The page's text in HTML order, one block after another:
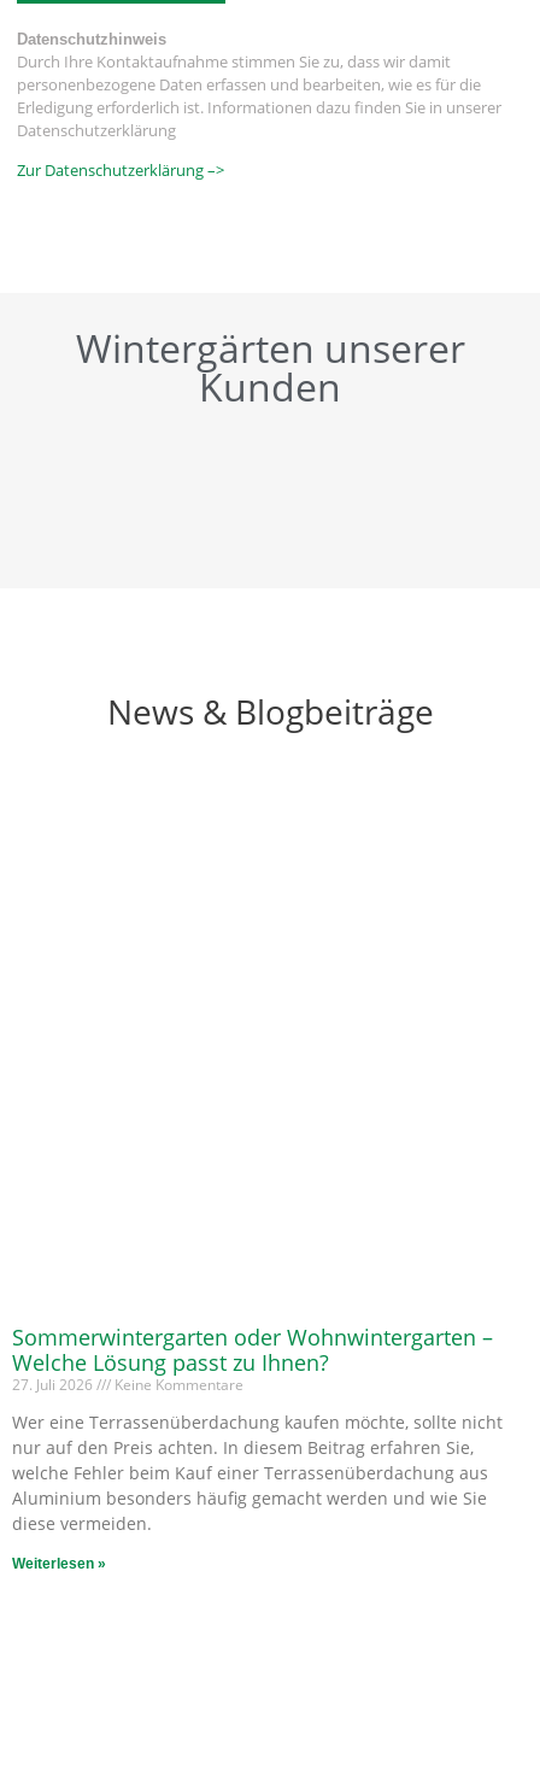
Datenschutzhinweis
Durch Ihre Kontaktaufnahme stimmen Sie zu, dass wir damit
personenbezogene Daten erfassen und bearbeiten, wie es für die
Erledigung erforderlich ist. Informationen dazu finden Sie in unserer
Datenschutzerklärung
Zur Datenschutzerklärung –>
Wintergärten unserer
Kunden
News & Blogbeiträge
Sommerwintergarten oder Wohnwintergarten –
Welche Lösung passt zu Ihnen?
27. Juli 2026 Keine Kommentare
Wer eine Terrassenüberdachung kaufen möchte, sollte nicht
nur auf den Preis achten. In diesem Beitrag erfahren Sie,
welche Fehler beim Kauf einer Terrassenüberdachung aus
Aluminium besonders häufig gemacht werden und wie Sie
diese vermeiden.
Weiterlesen »